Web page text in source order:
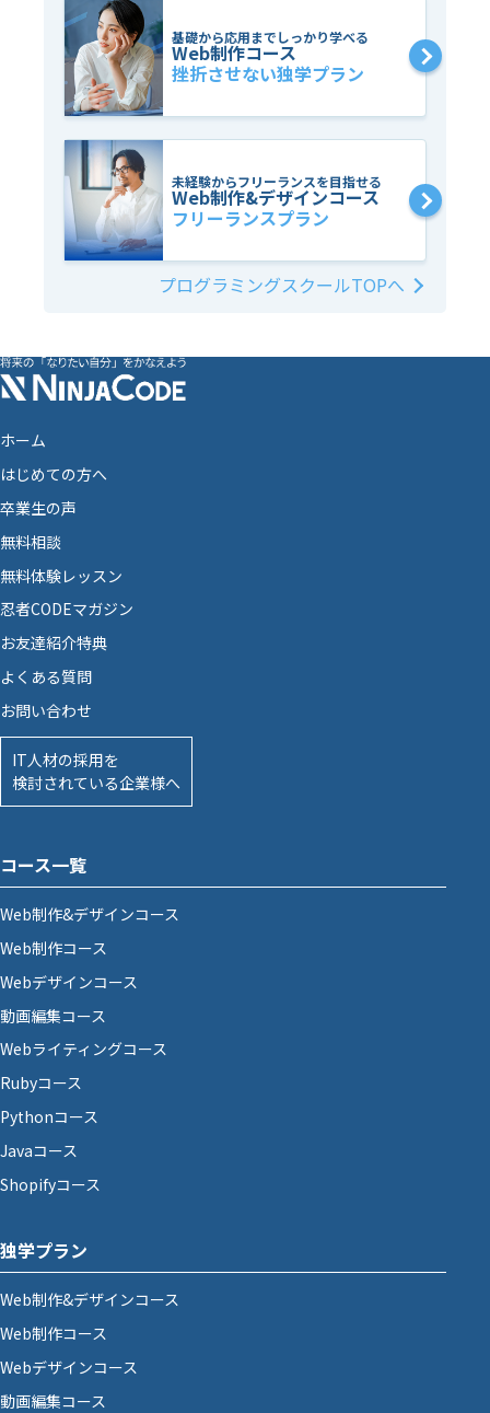
基礎から応用までしっかり学べる
Web制作コース
挫折させない独学プラン
未経験からフリーランスを目指せる
Web制作&デザインコース
フリーランスプラン
プログラミングスクールTOPへ
ホーム
はじめての方へ
卒業生の声
無料相談
無料体験レッスン
忍者CODEマガジン
お友達紹介特典
よくある質問
お問い合わせ
IT人材の採用を
検討されている企業様へ
コース一覧
Web制作&デザインコース
Web制作コース
Webデザインコース
動画編集コース
Webライティングコース
Rubyコース
Pythonコース
Javaコース
Shopifyコース
独学プラン
Web制作&デザインコース
Web制作コース
Webデザインコース
動画編集コース